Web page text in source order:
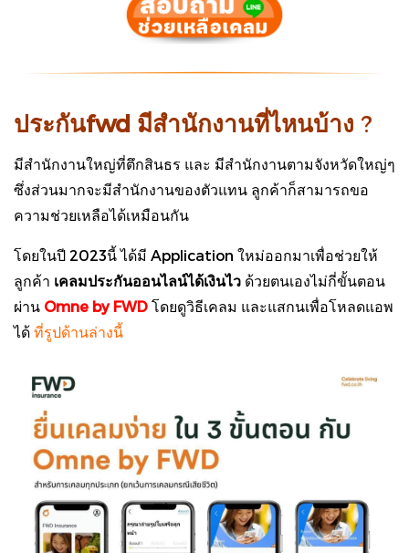
ประกันfwd มีสำนักงานที่ไหนบ้าง ?
มีสำนักงานใหญ่ที่ตึกสินธร และ มีสำนักงานตามจังหวัดใหญ่ๆ
ซึ่งส่วนมากจะมีสำนักงานของตัวแทน ลูกค้าก็สามารถขอ
ความช่วยเหลือได้เหมือนกัน
โดยในปี 2023นี้ ได้มี Application ใหม่ออกมาเพื่อช่วยให้
ลูกค้า เคลมประกันออนไลน์ได้เงินไว ด้วยตนเองไม่กี่ขั้นตอน
ผ่าน Omne by FWD โดยดูวิธีเคลม และแสกนเพื่อโหลดแอพ
ได้ ที่รูปด้านล่างนี้